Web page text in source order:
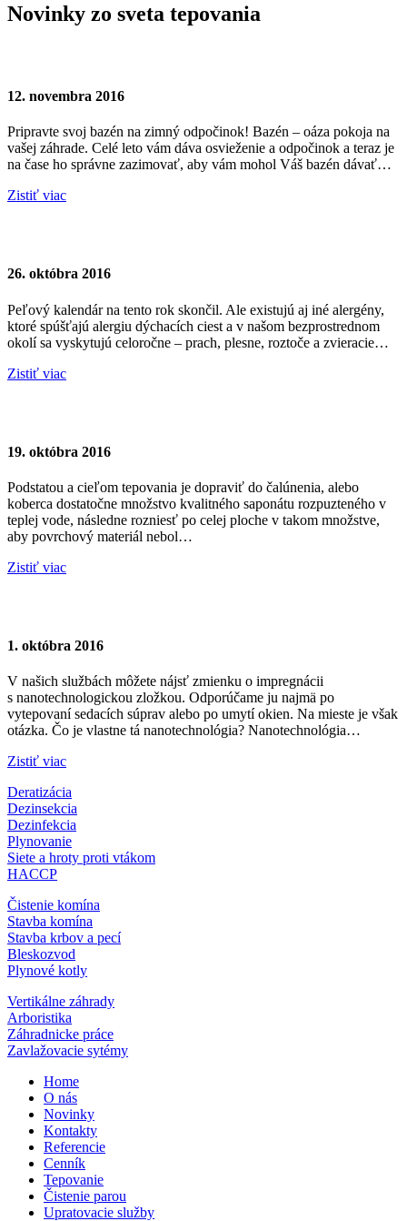
Novinky zo sveta tepovania
12. novembra 2016
Pripravte svoj bazén na zimný odpočinok! Bazén – oáza pokoja na
vašej záhrade. Celé leto vám dáva osvieženie a odpočinok a teraz je
na čase ho správne zazimovať, aby vám mohol Váš bazén dávať…
Zistiť viac
26. októbra 2016
Peľový kalendár na tento rok skončil. Ale existujú aj iné alergény,
ktoré spúšťajú alergiu dýchacích ciest a v našom bezprostrednom
okolí sa vyskytujú celoročne – prach, plesne, roztoče a zvieracie…
Zistiť viac
19. októbra 2016
Podstatou a cieľom tepovania je dopraviť do čalúnenia, alebo
koberca dostatočne množstvo kvalitného saponátu rozpuzteného v
teplej vode, následne rozniesť po celej ploche v takom množstve,
aby povrchový materiál nebol…
Zistiť viac
1. októbra 2016
V našich službách môžete nájsť zmienku o impregnácii
s nanotechnologickou zložkou. Odporúčame ju najmä po
vytepovaní sedacích súprav alebo po umytí okien. Na mieste je však
otázka. Čo je vlastne tá nanotechnológia? Nanotechnológia…
Zistiť viac
Deratizácia
Dezinsekcia
Dezinfekcia
Plynovanie
Siete a hroty proti vtákom
HACCP
Čistenie komína
Stavba komína
Stavba krbov a pecí
Bleskozvod
Plynové kotly
Vertikálne záhrady
Arboristika
Záhradnicke práce
Zavlažovacie sytémy
Home
O nás
Novinky
Kontakty
Referencie
Cenník
Tepovanie
Čistenie parou
Upratovacie služby